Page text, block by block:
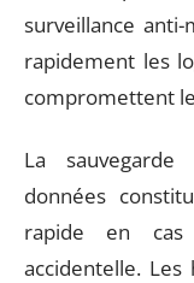
surveillance
rapidement les
compromettent
La
données
rapide en
accidentelle.